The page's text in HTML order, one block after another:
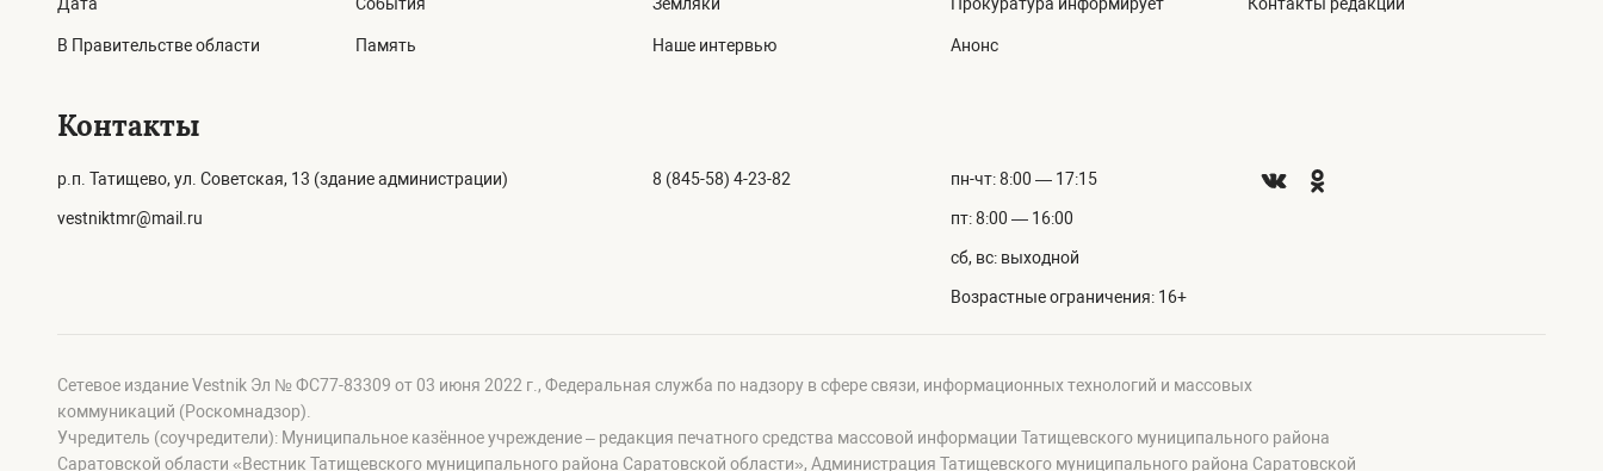
Дата
В Правительстве области
События
Память
Земляки
Наше интервью
Прокуратура информирует
Анонс
Контакты редакции
Контакты
р.п. Татищево, ул. Советская, 13 (здание администрации)
vestniktmr@mail.ru
8 (845-58) 4-23-82 пн-чт: 8:00 — 17:15
пт: 8:00 — 16:00
сб, вс: выходной
Возрастные ограничения: 16+
Сетевое издание Vestnik Эл № ФС77-83309 от 03 июня 2022 г., Федеральная служба по надзору в сфере связи, информационных технологий и массовых
коммуникаций (Роскомнадзор).
Учредитель (соучредители): Муниципальное казённое учреждение – редакция печатного средства массовой информации Татищевского муниципального района
Саратовской области «Вестник Татищевского муниципального района Саратовской области», Администрация Татищевского муниципального района Саратовской